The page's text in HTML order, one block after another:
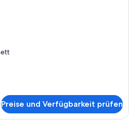
Preise und Verfügbarkeit prüfen